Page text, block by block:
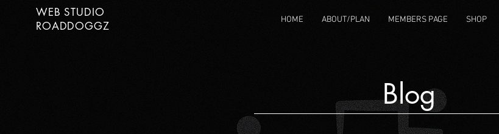
WEB STUDIO
ROADDOGGZ
HOME ABOUT/PLAN MEMBERS PAGE SHOP
Blog